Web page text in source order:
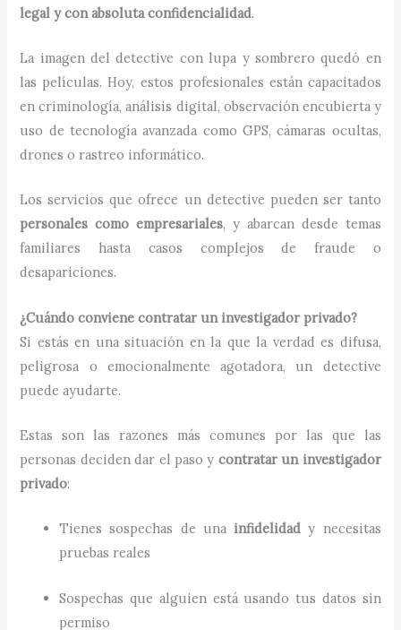
legal y con absoluta confidencialidad.
La imagen del detective con lupa y sombrero quedó en
las películas. Hoy, estos profesionales están capacitados
en criminología, análisis digital, observación encubierta y
uso de tecnología avanzada como GPS, cámaras ocultas,
drones o rastreo informático.
Los servicios que ofrece un detective pueden ser tanto
personales como empresariales, y abarcan desde temas
familiares hasta casos complejos de fraude o
desapariciones.
¿Cuándo conviene contratar un investigador privado?
Si estás en una situación en la que la verdad es difusa,
peligrosa o emocionalmente agotadora, un detective
puede ayudarte.
Estas son las razones más comunes por las que las
personas deciden dar el paso y contratar un investigador
privado:
Tienes sospechas de una infidelidad y necesitas
pruebas reales
Sospechas que alguien está usando tus datos sin
permiso